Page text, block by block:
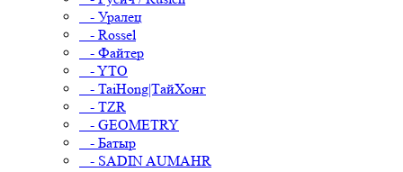
- Уралец
- Rossel
- Файтер
- YTO
- TaiHong|ТайХонг
- TZR
- GEOMETRY
- Батыр
- SADIN AUMAHR